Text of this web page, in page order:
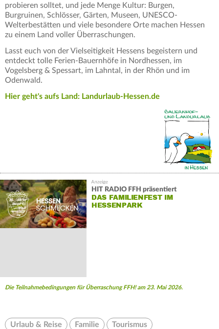
probieren solltet, und jede Menge Kultur: Burgen,
Burgruinen, Schlösser, Gärten, Museen, UNESCO-
Welterbestätten und viele besondere Orte machen Hessen
zu einem Land voller Überraschungen.
Lasst euch von der Vielseitigkeit Hessens begeistern und
entdeckt tolle Ferien-Bauernhöfe in Nordhessen, im
Vogelsberg & Spessart, im Lahntal, in der Rhön und im
Odenwald.
Hier geht's aufs Land: Landurlaub-Hessen.de
HIT RADIO FFH präsentiert
DAS FAMILIENFEST IM
HESSENPARK
Die Teilnahmebedingungen für Überraschung FFH! am 23. Mai 2026.
Urlaub & Reise Familie Tourismus